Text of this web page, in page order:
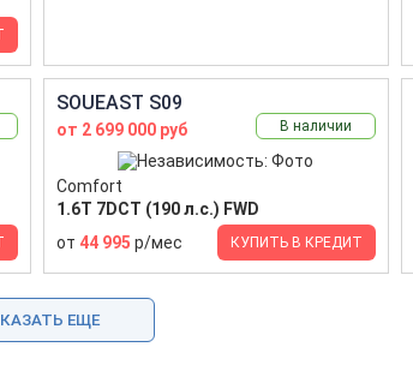
SOUEAST S09
от 2 699 000 руб В наличии
Comfort
1.6T 7DCT (190 л.с.) FWD
от 44 995 р/мес КУПИТЬ В КРЕДИТ
ЕЩЕ